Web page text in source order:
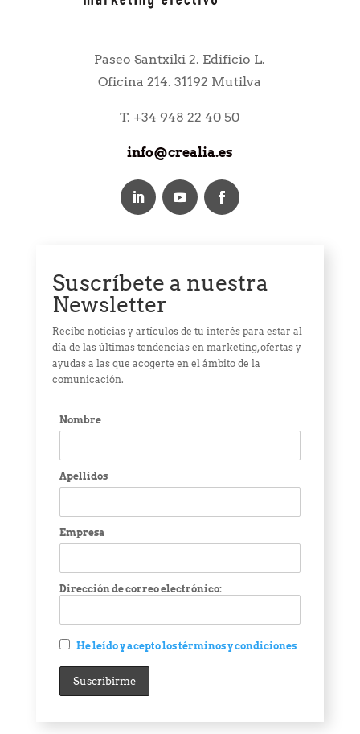
Paseo Santxiki 2. Edificio L.
Oficina 214. 31192 Mutilva
T. +34 948 22 40 50
info@crealia.es
Suscríbete a nuestra
Newsletter
Recibe noticias y artículos de tu interés para estar al
día de las últimas tendencias en marketing, ofertas y
ayudas a las que acogerte en el ámbito de la
comunicación.
Nombre
Apellidos
Empresa
Dirección de correo electrónico:
He leído y acepto los términos y condiciones